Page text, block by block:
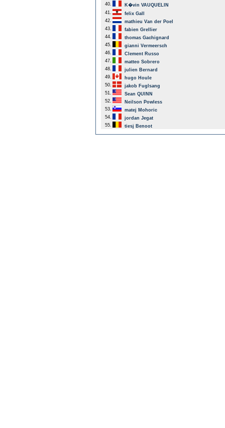
40.
K�vin VAUQUELIN
41.
felix Gall
42.
mathieu Van der Poel
43.
fabien Grellier
44.
thomas Gachignard
45.
gianni Vermeersch
46.
Clement Russo
47.
matteo Sobrero
48.
julien Bernard
49.
hugo Houle
50.
jakob Fuglsang
51.
Sean QUINN
52.
Neilson Powless
53.
matej Mohoric
54.
jordan Jegat
55.
tiesj Benoot